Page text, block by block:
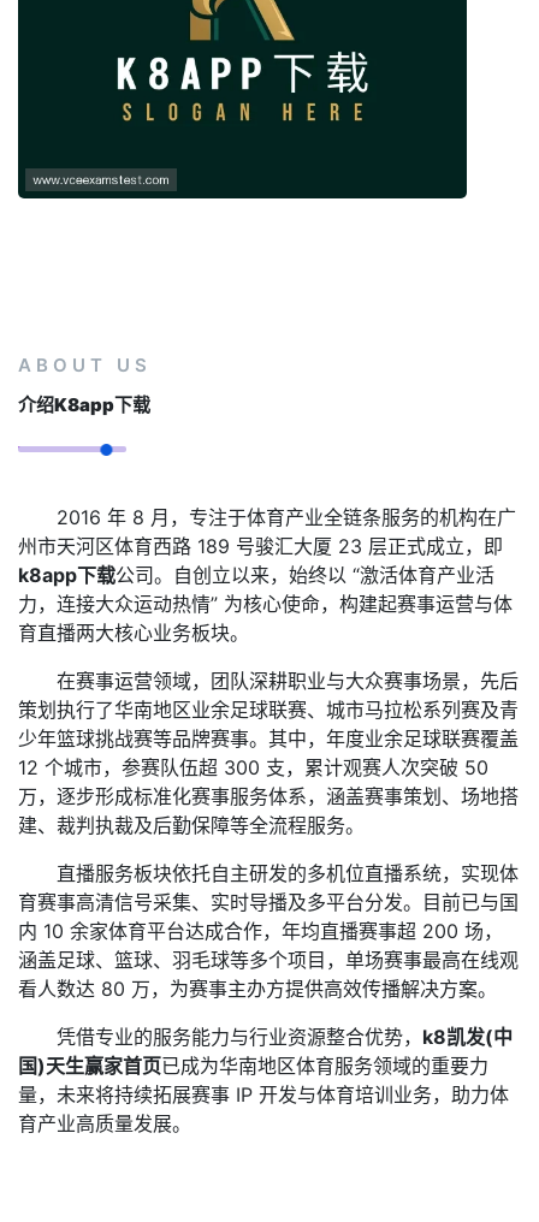
ABOUT US
介绍K8app下载
2016 年 8 月，专注于体育产业全链条服务的机构在广
州市天河区体育西路 189 号骏汇大厦 23 层正式成立，即
k8app下载公司。自创立以来，始终以 “激活体育产业活
力，连接大众运动热情” 为核心使命，构建起赛事运营与体
育直播两大核心业务板块。
在赛事运营领域，团队深耕职业与大众赛事场景，先后
策划执行了华南地区业余足球联赛、城市马拉松系列赛及青
少年篮球挑战赛等品牌赛事。其中，年度业余足球联赛覆盖
12 个城市，参赛队伍超 300 支，累计观赛人次突破 50
万，逐步形成标准化赛事服务体系，涵盖赛事策划、场地搭
建、裁判执裁及后勤保障等全流程服务。
直播服务板块依托自主研发的多机位直播系统，实现体
育赛事高清信号采集、实时导播及多平台分发。目前已与国
内 10 余家体育平台达成合作，年均直播赛事超 200 场，
涵盖足球、篮球、羽毛球等多个项目，单场赛事最高在线观
看人数达 80 万，为赛事主办方提供高效传播解决方案。
凭借专业的服务能力与行业资源整合优势， k8凯发(中
国)天生赢家首页已成为华南地区体育服务领域的重要力
量，未来将持续拓展赛事 IP 开发与体育培训业务，助力体
育产业高质量发展。